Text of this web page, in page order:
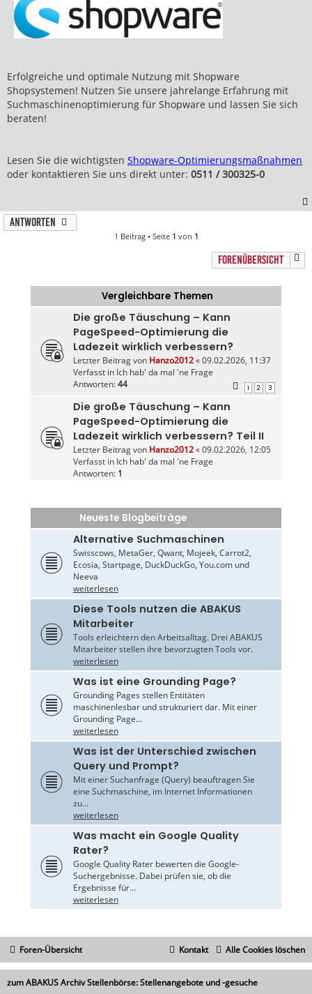
Erfolgreiche und optimale Nutzung mit Shopware
Shopsystemen! Nutzen Sie unsere jahrelange Erfahrung mit
Suchmaschinenoptimierung für Shopware und lassen Sie sich
beraten!
Lesen Sie die wichtigsten Shopware-Optimierungsmaßnahmen
oder kontaktieren Sie uns direkt unter: 0511 / 300325-0
Antworten
1 Beitrag • Seite 1 von 1
FORENÜBERSICHT
Vergleichbare Themen
Die große Täuschung – Kann
PageSpeed-Optimierung die
Ladezeit wirklich verbessern?
Letzter Beitrag von Hanzo2012«09.02.2026, 11:37
Verfasst in Ich hab' da mal 'ne Frage
Antworten:44 1 2 3
Die große Täuschung – Kann
PageSpeed-Optimierung die
Ladezeit wirklich verbessern? Teil II
Letzter Beitrag von Hanzo2012«09.02.2026, 12:05
Verfasst in Ich hab' da mal 'ne Frage
Antworten: 1
Neueste Blogbeiträge
Alternative Suchmaschinen
Swisscows, MetaGer, Qwant, Mojeek, Carrot2,
Ecosia, Startpage, DuckDuckGo, You.com und
Neeva
weiterlesen
Diese Tools nutzen die ABAKUS
Mitarbeiter
Tools erleichtern den Arbeitsalltag. Drei ABAKUS
Mitarbeiter stellen ihre bevorzugten Tools vor.
weiterlesen
Was ist eine Grounding Page?
Grounding Pages stellen Entitäten
maschinenlesbar und strukturiert dar. Mit einer
Grounding Page...
weiterlesen
Was ist der Unterschied zwischen
Query und Prompt?
Mit einer Suchanfrage (Query) beauftragen Sie
eine Suchmaschine, im Internet Informationen
zu...
weiterlesen
Was macht ein Google Quality
Rater?
Google Quality Rater bewerten die Google-
Suchergebnisse. Dabei prüfen sie, ob die
Ergebnisse für...
weiterlesen
Foren-Übersicht Alle Cookies löschen
Kontakt
zum ABAKUS Archiv Stellenbörse: Stellenangebote und -gesuche